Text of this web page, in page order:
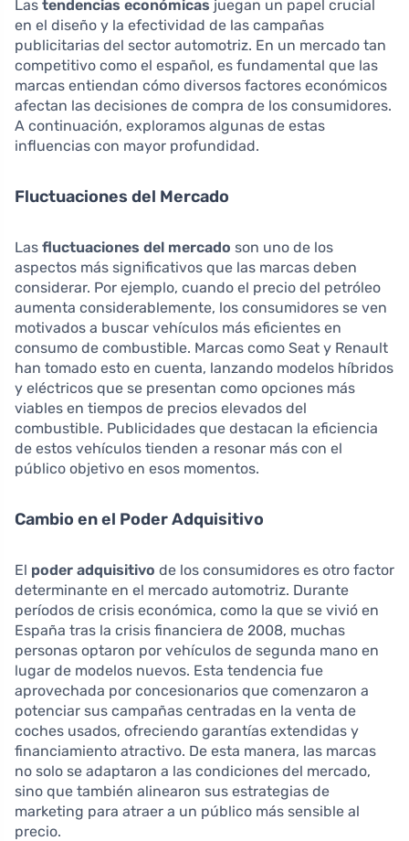
Las tendencias económicas juegan un papel crucial
en el diseño y la efectividad de las campañas
publicitarias del sector automotriz. En un mercado tan
competitivo como el español, es fundamental que las
marcas entiendan cómo diversos factores económicos
afectan las decisiones de compra de los consumidores.
A continuación, exploramos algunas de estas
influencias con mayor profundidad.
Fluctuaciones del Mercado
Las fluctuaciones del mercado son uno de los
aspectos más significativos que las marcas deben
considerar. Por ejemplo, cuando el precio del petróleo
aumenta considerablemente, los consumidores se ven
motivados a buscar vehículos más eficientes en
consumo de combustible. Marcas como Seat y Renault
han tomado esto en cuenta, lanzando modelos híbridos
y eléctricos que se presentan como opciones más
viables en tiempos de precios elevados del
combustible. Publicidades que destacan la eficiencia
de estos vehículos tienden a resonar más con el
público objetivo en esos momentos.
Cambio en el Poder Adquisitivo
El poder adquisitivo de los consumidores es otro factor
determinante en el mercado automotriz. Durante
períodos de crisis económica, como la que se vivió en
España tras la crisis financiera de 2008, muchas
personas optaron por vehículos de segunda mano en
lugar de modelos nuevos. Esta tendencia fue
aprovechada por concesionarios que comenzaron a
potenciar sus campañas centradas en la venta de
coches usados, ofreciendo garantías extendidas y
financiamiento atractivo. De esta manera, las marcas
no solo se adaptaron a las condiciones del mercado,
sino que también alinearon sus estrategias de
marketing para atraer a un público más sensible al
precio.